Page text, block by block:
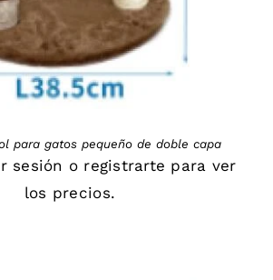
para gatos pequeño de doble capa
sesión o registrarte para ver
los precios.